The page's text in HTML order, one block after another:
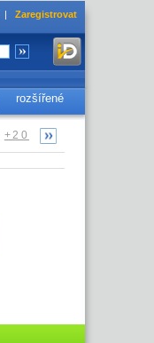
| Zaregistrovat
rozšířené
+20